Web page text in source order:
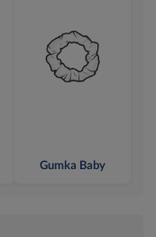
Gumka Baby